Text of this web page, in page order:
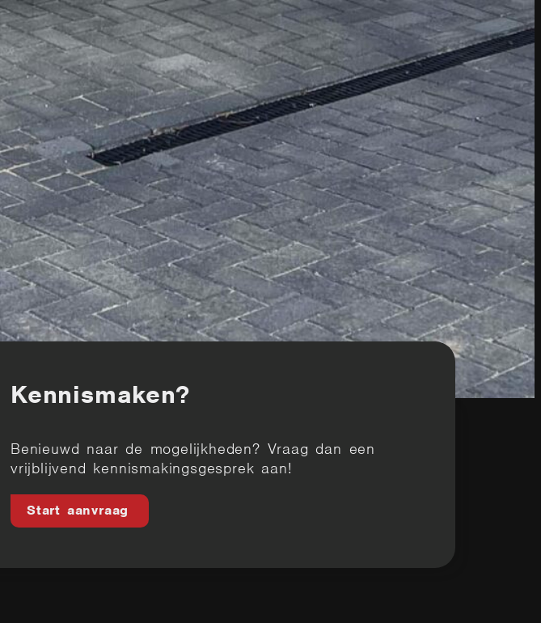
Kennismaken?
Benieuwd naar de mogelijkheden? Vraag dan een
vrijblijvend kennismakingsgesprek aan!
Start aanvraag